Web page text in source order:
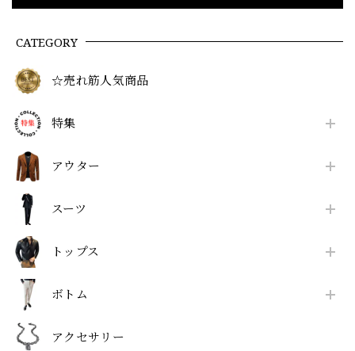
CATEGORY
☆売れ筋人気商品
特集
アウター
スーツ
トップス
ボトム
アクセサリー